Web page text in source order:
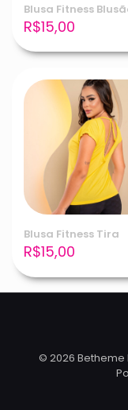
Blusa Fitness
R$15,00
Blusa Fitness Tira
R$15,00
© 2026 Betheme